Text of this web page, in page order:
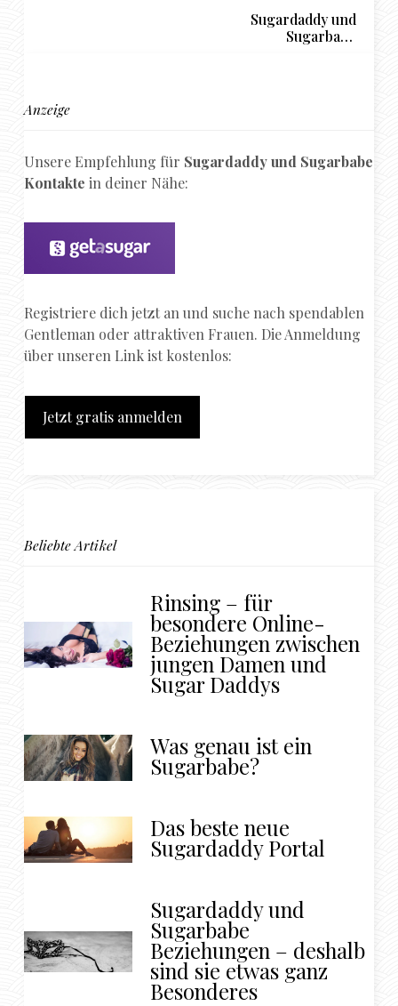
Sugardaddy und
Sugarbabe
Anzeige
Unsere Empfehlung für Sugardaddy und Sugarbabe
Kontakte in deiner Nähe:
Registriere dich jetzt an und suche nach spendablen
Gentleman oder attraktiven Frauen. Die Anmeldung
über unseren Link ist kostenlos:
Jetzt gratis anmelden
Beliebte Artikel
Rinsing – für
besondere Online-
Beziehungen zwischen
jungen Damen und
Sugar Daddys
Was genau ist ein
Sugarbabe?
Das beste neue
Sugardaddy Portal
Sugardaddy und
Sugarbabe
Beziehungen – deshalb
sind sie etwas ganz
Besonderes